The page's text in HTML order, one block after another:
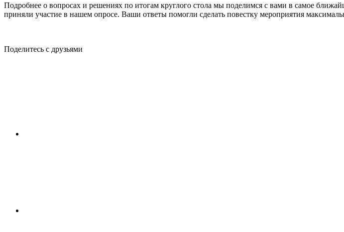
Подробнее о вопросах и решениях по итогам круглого стола мы поделимся с вами в самое
приняли участие в нашем опросе. Ваши ответы помогли сделать повестку мероприятия
Поделитесь с друзьями